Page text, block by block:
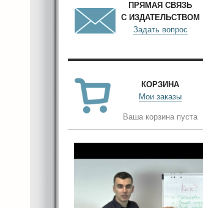
ПРЯМАЯ СВЯЗЬ
С ИЗДАТЕЛЬСТВОМ
Задать вопрос
КОРЗИНА
Мои заказы
Ваша корзина пуста